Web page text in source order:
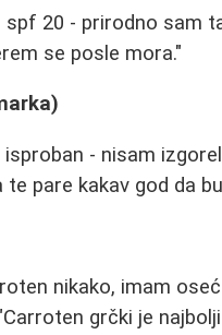
20 - prirodno sam
se posle mora."
- nisam
pare kakav god da
nikako, imam
grčki je